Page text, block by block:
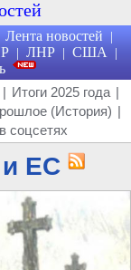
Лента новостей |
| ЛНР | США |
| Итоги 2025 года |
(История) |
соцсетях
и ЕС